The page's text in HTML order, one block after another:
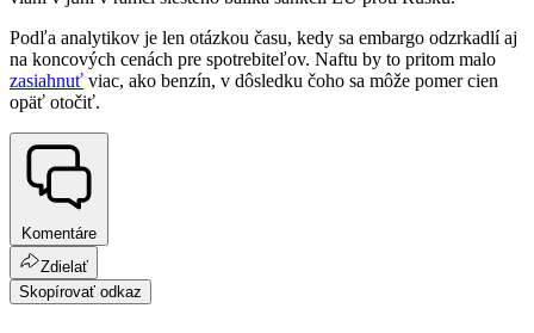
Podľa analytikov je len otázkou času, kedy sa embargo odzrkadlí aj
na koncových cenách pre spotrebiteľov. Naftu by to pritom malo
zasiahnuť viac, ako benzín, v dôsledku čoho sa môže pomer cien
opäť otočiť.
Komentáre
Zdielať
Skopírovať odkaz